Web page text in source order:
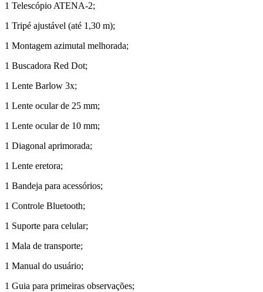
1 Telescópio ATENA-2;
1 Tripé ajustável (até 1,30 m);
1 Montagem azimutal melhorada;
1 Buscadora Red Dot;
1 Lente Barlow 3x;
1 Lente ocular de 25 mm;
1 Lente ocular de 10 mm;
1 Diagonal aprimorada;
1 Lente eretora;
1 Bandeja para acessórios;
1 Controle Bluetooth;
1 Suporte para celular;
1 Mala de transporte;
1 Manual do usuário;
1 Guia para primeiras observações;